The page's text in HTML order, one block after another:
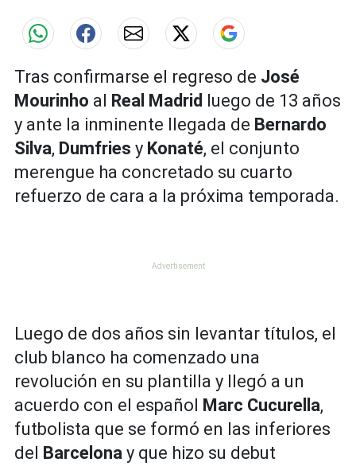
Tras confirmarse el regreso de José
Mourinho al Real Madrid luego de 13 años
y ante la inminente llegada de Bernardo
Silva, Dumfries y Konaté, el conjunto
merengue ha concretado su cuarto
refuerzo de cara a la próxima temporada.
Luego de dos años sin levantar títulos, el
club blanco ha comenzado una
revolución en su plantilla y llegó a un
acuerdo con el español
Marc Cucurella,
futbolista que se formó en las inferiores
del
Barcelona y que hizo su debut